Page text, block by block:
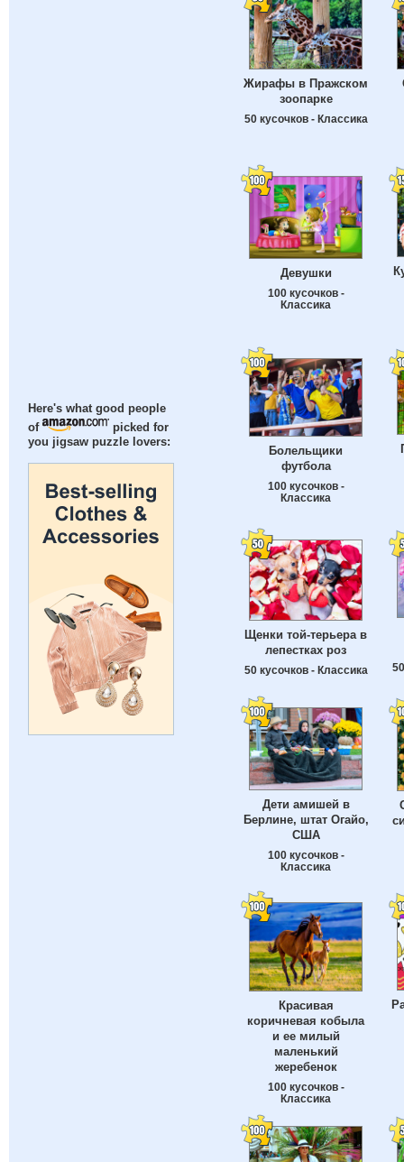
Here's what good people
of
picked for
you jigsaw puzzle lovers:
Жирафы в Пражском
зоопарке
50 кусочков - Классика
Девушки
100 кусочков -
Классика
Болельщики
футбола
100 кусочков -
Классика
Щенки той-терьера в
лепестках роз
50 кусочков - Классика
Дети амишей в
Берлине, штат Огайо,
США
100 кусочков -
Классика
Красивая
коричневая кобыла
и ее милый
маленький
жеребенок
100 кусочков -
Классика